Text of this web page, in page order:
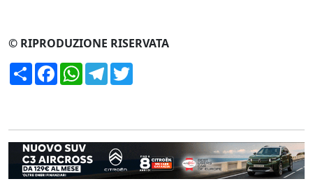
© RIPRODUZIONE RISERVATA
CondividiFacebookWhatsApp
Telegram